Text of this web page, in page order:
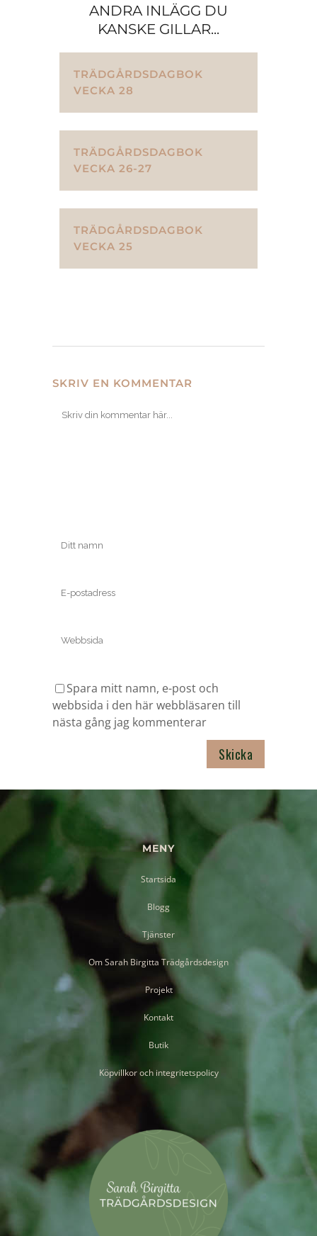
ANDRA INLÄGG DU
KANSKE GILLAR...
TRÄDGÅRDSDAGBOK
VECKA 28
TRÄDGÅRDSDAGBOK
VECKA 26-27
TRÄDGÅRDSDAGBOK
VECKA 25
SKRIV EN KOMMENTAR
Spara mitt namn, e-post och
webbsida i den här webbläsaren till
nästa gång jag kommenterar
MENY
Startsida
Blogg
Tjänster
Om Sarah Birgitta Trädgårdsdesign
Projekt
Kontakt
Butik
Köpvillkor och integritetspolicy